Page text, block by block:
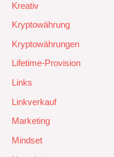
Kreativ
Kryptowährung
Kryptowährungen
Lifetime-Provision
Links
Linkverkauf
Marketing
Mindset